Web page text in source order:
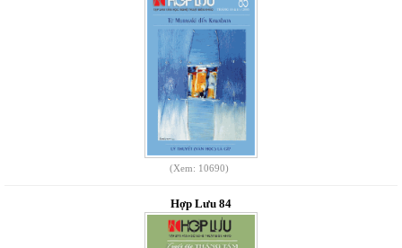
(Xem: 10690)
Hợp Lưu 84